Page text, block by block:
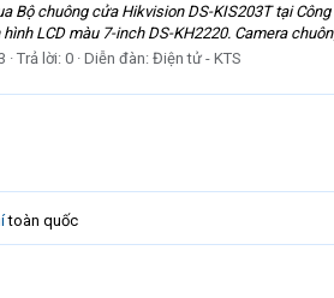
Bộ chuông cửa Hikvision DS-KIS203T tại
LCD màu 7-inch DS-KH2220. Camera
Trả lời: 0 Diễn đàn: Điện tử - KTS
toàn quốc